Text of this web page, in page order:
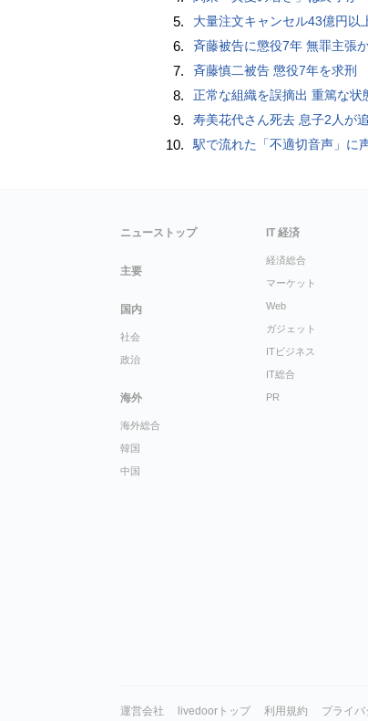
5. 大量注文キャンセル43億円以
6. 斉藤被告に懲役7年 無罪主張
7. 斉藤慎二被告 懲役7年を求刑
8. 正常な組織を誤摘出 重篤な状
9. 寿美花代さん死去 息子2人が
10. 駅で流れた「不適切音声」に
ニューストップ
主要
国内
社会
政治
海外
海外総合
韓国
中国
IT 経済
経済総合
マーケット
Web
ガジェット
ITビジネス
IT総合
PR
運営会社 livedoorトップ 利用規約 プライ